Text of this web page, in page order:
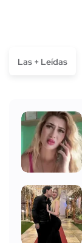
Las + Leídas